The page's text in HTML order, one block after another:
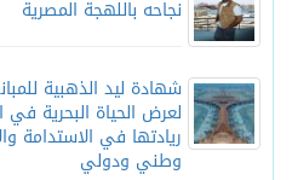
نجاحه باللهجة المصرية
شهادة ليد الذهبية
لعرض الحياة البحرية
ريادتها في الاستدامة
وطني ودولي